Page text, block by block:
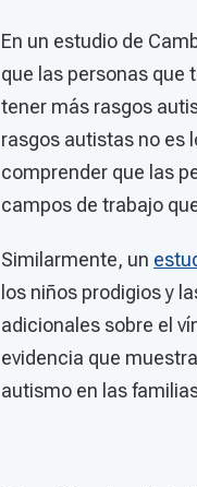
En un estudio de
que las personas que
tener más rasgos
rasgos autistas no es
comprender que las
campos de trabajo
Similarmente, un
los niños prodigios y
adicionales sobre el
evidencia que
autismo en las